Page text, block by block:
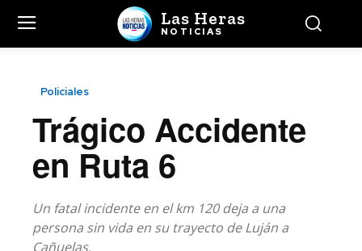
Las Heras
NOTICIAS
Policiales
Trágico Accidente
en Ruta 6
Un fatal incidente en el km 120 deja a una
persona sin vida en su trayecto de Luján a
Cañuelas.